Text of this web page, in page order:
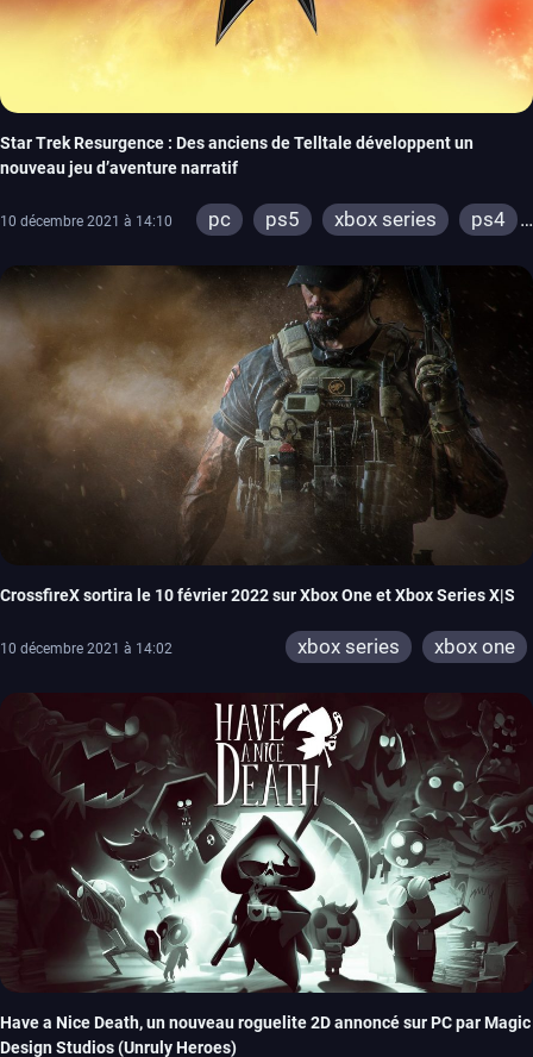
Star Trek Resurgence : Des anciens de Telltale développent un
nouveau jeu d’aventure narratif
10 décembre 2021 à 14:10 pc ps5 xbox series
ps4
CrossfireX sortira le 10 février 2022 sur Xbox One et Xbox Series X|S
10 décembre 2021 à 14:02 xbox series xbox one
Have a Nice Death, un nouveau roguelite 2D annoncé sur PC par Magic
Design Studios (Unruly Heroes)